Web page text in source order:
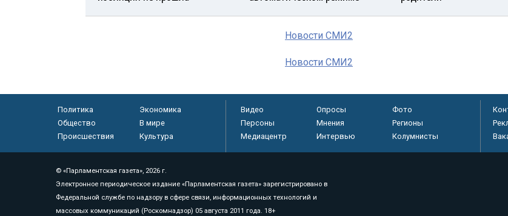
Новости СМИ2
Новости СМИ2
Политика
Экономика
Общество
В мире
Происшествия
Культура
Видео Опросы
Фото
Персоны
Мнения
Регионы
Медиацентр
Интервью Колумнисты
© «Парламентская газета», 2026 г.
Электронное периодическое издание «Парламентская газета» зарегистрировано в
Федеральной службе по надзору в сфере связи, информационных технологий и
массовых коммуникаций (Роскомнадзор) 05 августа 2011 года. 18+